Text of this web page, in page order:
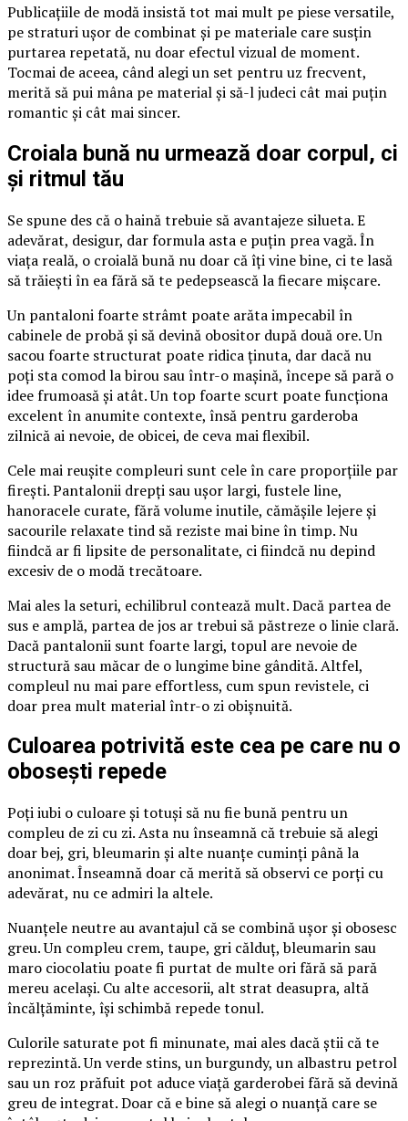
Publicațiile de modă insistă tot mai mult pe piese versatile,
pe straturi ușor de combinat și pe materiale care susțin
purtarea repetată, nu doar efectul vizual de moment.
Tocmai de aceea, când alegi un set pentru uz frecvent,
merită să pui mâna pe material și să-l judeci cât mai puțin
romantic și cât mai sincer.
Croiala bună nu urmează doar corpul, ci
și ritmul tău
Se spune des că o haină trebuie să avantajeze silueta. E
adevărat, desigur, dar formula asta e puțin prea vagă. În
viața reală, o croială bună nu doar că îți vine bine, ci te lasă
să trăiești în ea fără să te pedepsească la fiecare mișcare.
Un pantaloni foarte strâmt poate arăta impecabil în
cabinele de probă și să devină obositor după două ore. Un
sacou foarte structurat poate ridica ținuta, dar dacă nu
poți sta comod la birou sau într-o mașină, începe să pară o
idee frumoasă și atât. Un top foarte scurt poate funcționa
excelent în anumite contexte, însă pentru garderoba
zilnică ai nevoie, de obicei, de ceva mai flexibil.
Cele mai reușite compleuri sunt cele în care proporțiile par
firești. Pantalonii drepți sau ușor largi, fustele line,
hanoracele curate, fără volume inutile, cămășile lejere și
sacourile relaxate tind să reziste mai bine în timp. Nu
fiindcă ar fi lipsite de personalitate, ci fiindcă nu depind
excesiv de o modă trecătoare.
Mai ales la seturi, echilibrul contează mult. Dacă partea de
sus e amplă, partea de jos ar trebui să păstreze o linie clară.
Dacă pantalonii sunt foarte largi, topul are nevoie de
structură sau măcar de o lungime bine gândită. Altfel,
compleul nu mai pare effortless, cum spun revistele, ci
doar prea mult material într-o zi obișnuită.
Culoarea potrivită este cea pe care nu o
obosești repede
Poți iubi o culoare și totuși să nu fie bună pentru un
compleu de zi cu zi. Asta nu înseamnă că trebuie să alegi
doar bej, gri, bleumarin și alte nuanțe cuminți până la
anonimat. Înseamnă doar că merită să observi ce porți cu
adevărat, nu ce admiri la altele.
Nuanțele neutre au avantajul că se combină ușor și obosesc
greu. Un compleu crem, taupe, gri călduț, bleumarin sau
maro ciocolatiu poate fi purtat de multe ori fără să pară
mereu același. Cu alte accesorii, alt strat deasupra, altă
încălțăminte, își schimbă repede tonul.
Culorile saturate pot fi minunate, mai ales dacă știi că te
reprezintă. Un verde stins, un burgundy, un albastru petrol
sau un roz prăfuit pot aduce viață garderobei fără să devină
greu de integrat. Doar că e bine să alegi o nuanță care se